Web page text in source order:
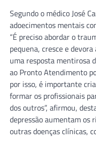
Segundo o médico José
adoecimentos mentais
“É preciso abordar o
pequena, cresce e
uma resposta mentirosa
ao Pronto Atendimento
por isso, é importante
formar os profissionais
dos outros”, afirmou,
depressão aumentam os
outras doenças clínicas,